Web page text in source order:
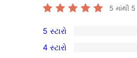
5 માંથી 5
90
5-
5 સ્ટારો
4 સ્ટારો